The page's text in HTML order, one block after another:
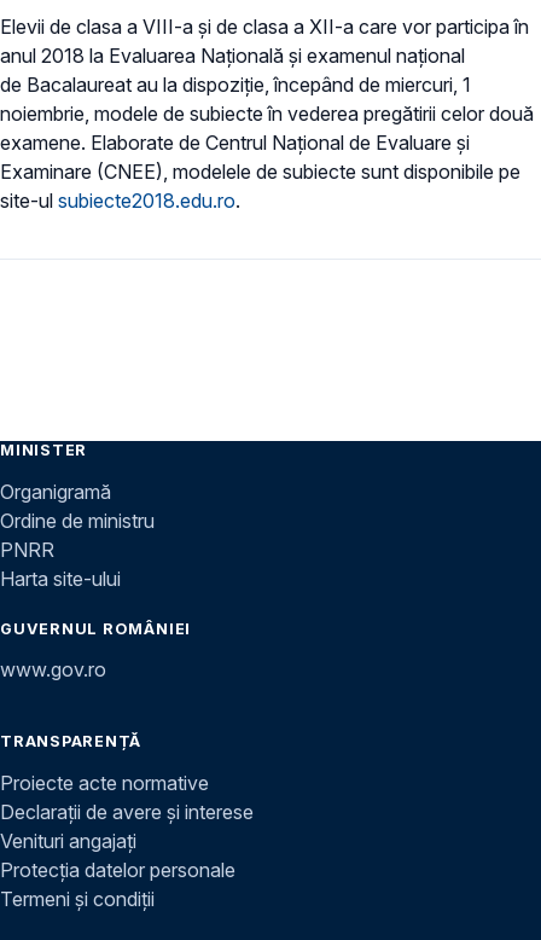
Elevii de clasa a VIII-a și de clasa a XII-a care vor participa în
anul 2018 la Evaluarea Națională și examenul național
de Bacalaureat au la dispoziție, începând de miercuri, 1
noiembrie, modele de subiecte în vederea pregătirii celor două
examene. Elaborate de Centrul Național de Evaluare și
Examinare (CNEE), modelele de subiecte sunt disponibile pe
site-ul subiecte2018.edu.ro.
MINISTER
Organigramă
Ordine de ministru
PNRR
Harta site-ului
GUVERNUL ROMÂNIEI
www.gov.ro
TRANSPARENȚĂ
Proiecte acte normative
Declarații de avere și interese
Venituri angajați
Protecția datelor personale
Termeni și condiții